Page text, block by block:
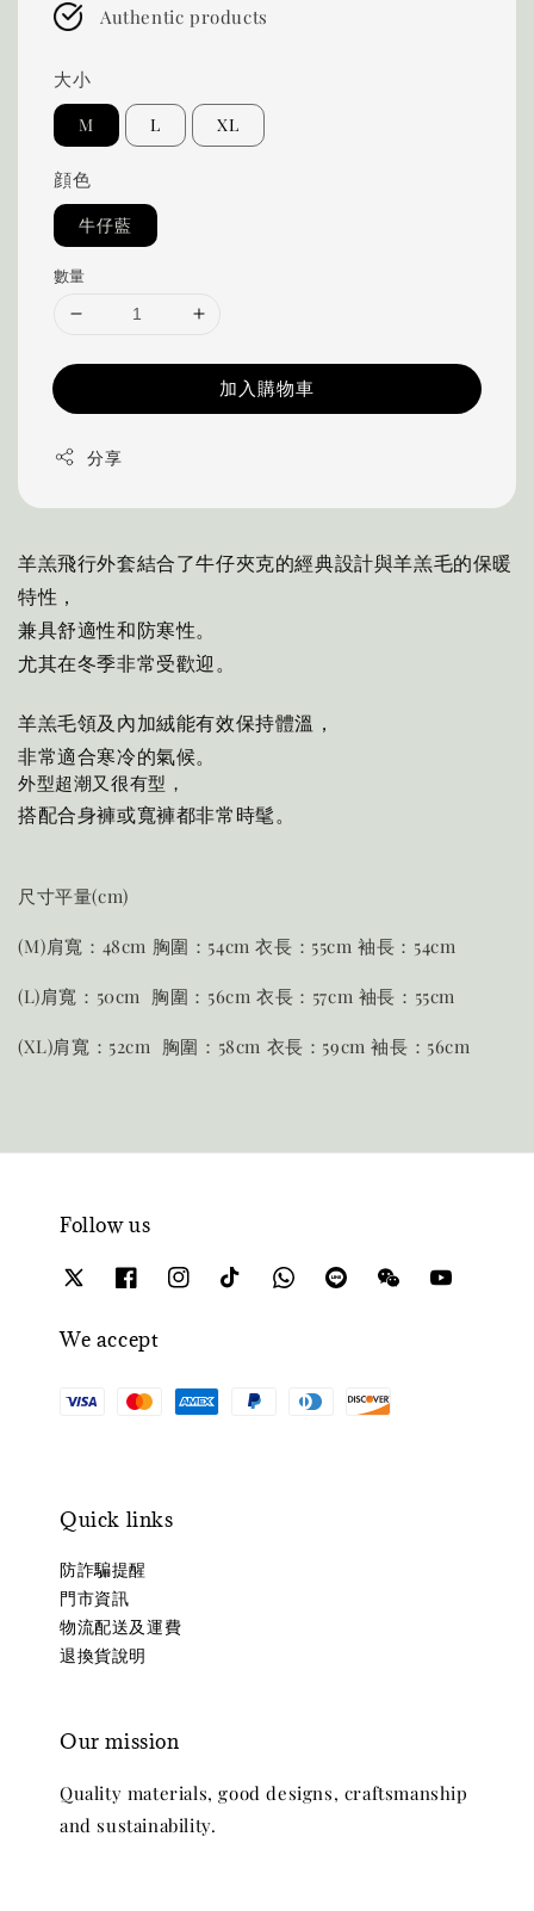
Authentic products
大小
M L XL
顔色
牛仔藍
數量
加入購物車
分享
羊羔飛行外套結合了牛仔夾克的經典設計與羊羔毛的保暖
特性，
兼具舒適性和防寒性。
尤其在冬季非常受歡迎。
羊羔毛領及內加絨能有效保持體溫，
非常適合寒冷的氣候。
外型超潮又很有型，
搭配合身褲或寬褲都非常時髦。
尺寸平量(cm)
(M)肩寬：48cm 胸圍：54cm 衣長：55cm 袖長：54cm
(L)肩寬：50cm 胸圍：56cm 衣長：57cm 袖長：55cm
(XL)肩寬：52cm 胸圍：58cm 衣長：59cm 袖長：56cm
Follow us
We accept
Quick links
防詐騙提醒
門市資訊
物流配送及運費
退換貨說明
Our mission
Quality materials, good designs, craftsmanship
and sustainability.